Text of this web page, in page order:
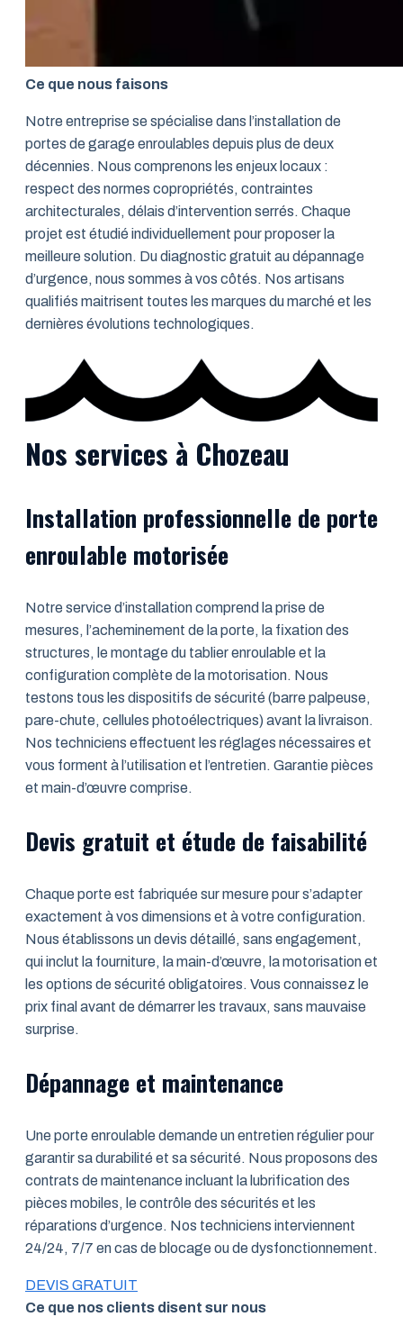
Ce que nous faisons
Notre entreprise se spécialise dans l’installation de
portes de garage enroulables depuis plus de deux
décennies. Nous comprenons les enjeux locaux :
respect des normes copropriétés, contraintes
architecturales, délais d’intervention serrés. Chaque
projet est étudié individuellement pour proposer la
meilleure solution. Du diagnostic gratuit au dépannage
d’urgence, nous sommes à vos côtés. Nos artisans
qualifiés maitrisent toutes les marques du marché et les
dernières évolutions technologiques.
Nos services à Chozeau
Installation professionnelle de porte
enroulable motorisée
Notre service d’installation comprend la prise de
mesures, l’acheminement de la porte, la fixation des
structures, le montage du tablier enroulable et la
configuration complète de la motorisation. Nous
testons tous les dispositifs de sécurité (barre palpeuse,
pare-chute, cellules photoélectriques) avant la livraison.
Nos techniciens effectuent les réglages nécessaires et
vous forment à l’utilisation et l’entretien. Garantie pièces
et main-d’œuvre comprise.
Devis gratuit et étude de faisabilité
Chaque porte est fabriquée sur mesure pour s’adapter
exactement à vos dimensions et à votre configuration.
Nous établissons un devis détaillé, sans engagement,
qui inclut la fourniture, la main-d’œuvre, la motorisation et
les options de sécurité obligatoires. Vous connaissez le
prix final avant de démarrer les travaux, sans mauvaise
surprise.
Dépannage et maintenance
Une porte enroulable demande un entretien régulier pour
garantir sa durabilité et sa sécurité. Nous proposons des
contrats de maintenance incluant la lubrification des
pièces mobiles, le contrôle des sécurités et les
réparations d’urgence. Nos techniciens interviennent
24/24, 7/7 en cas de blocage ou de dysfonctionnement.
DEVIS GRATUIT
Ce que nos clients disent sur nous